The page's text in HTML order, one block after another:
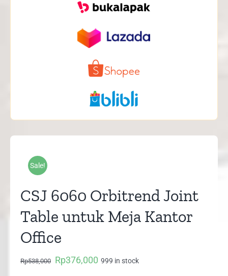
Sale!
CSJ 6060 Orbitrend Joint
Table untuk Meja Kantor
Office
Rp538,000
Original
Rp376,000 Current
999 in stock